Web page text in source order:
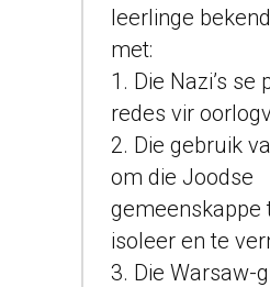
leerlinge
met:
1. Die Nazi’s se
redes vir
2. Die gebruik
om die Joodse
gemeenskappe
isoleer en te
3. Die Warsaw-